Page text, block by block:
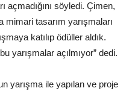
açmadığını söyledi. Çimen,
mimari tasarım yarışmaları
katılıp ödüller aldık.
yarışmalar açılmıyor” dedi.
yarışma ile yapılan ve proje